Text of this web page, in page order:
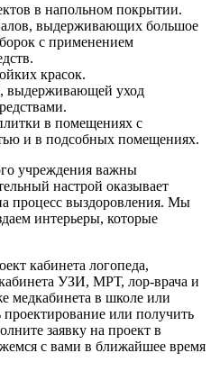
в напольном покрытии.
выдерживающих большое
с применением
красок.
выдерживающей уход
в помещениях с
и в подсобных помещениях.
учреждения важны
настрой оказывает
процесс выздоровления. Мы
интерьеры, которые
кабинета логопеда,
УЗИ, МРТ, лор-врача и
медкабинета в школе или
проектирование или получить
заявку на проект в
с вами в ближайшее время